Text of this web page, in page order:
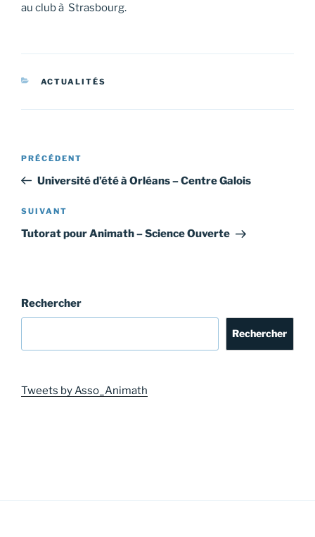
au club à Strasbourg.
CATÉGORIES
ACTUALITÉS
Navigation
l’article
Article
précédent
PRÉCÉDENT
Université d’été à Orléans – Centre Galois
Article
suivant
SUIVANT
Tutorat pour Animath – Science Ouverte
Rechercher
Rechercher
Tweets by Asso_Animath